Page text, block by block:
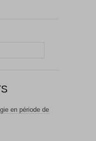
en période de